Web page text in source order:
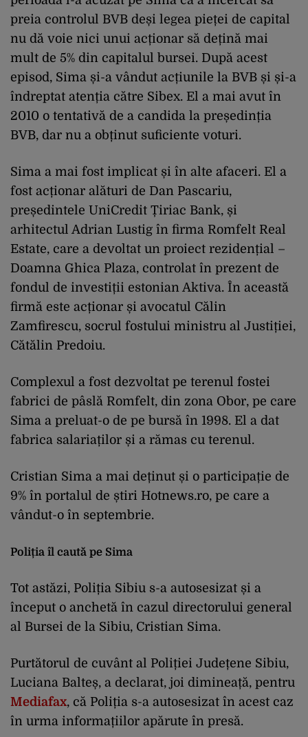
preia controlul BVB deși legea pieței de capital
nu dă voie nici unui acționar să dețină mai
mult de 5% din capitalul bursei. După acest
episod, Sima și-a vândut acțiunile la BVB și și-a
îndreptat atenția către Sibex. El a mai avut în
2010 o tentativă de a candida la președinția
BVB, dar nu a obținut suficiente voturi.
Sima a mai fost implicat și în alte afaceri. El a
fost acționar alături de Dan Pascariu,
președintele UniCredit Țiriac Bank, și
arhitectul Adrian Lustig în firma Romfelt Real
Estate, care a devoltat un proiect rezidențial –
Doamna Ghica Plaza, controlat în prezent de
fondul de investiții estonian Aktiva. În această
firmă este acționar și avocatul Călin
Zamfirescu, socrul fostului ministru al Justiției,
Cătălin Predoiu.
Complexul a fost dezvoltat pe terenul fostei
fabrici de pâslă Romfelt, din zona Obor, pe care
Sima a preluat-o de pe bursă în 1998. El a dat
fabrica salariaților și a rămas cu terenul.
Cristian Sima a mai deținut și o participație de
9% în portalul de știri Hotnews.ro, pe care a
vândut-o în septembrie.
Poliția îl caută pe Sima
Tot astăzi, Poliția Sibiu s-a autosesizat și a
început o anchetă în cazul directorului general
al Bursei de la Sibiu, Cristian Sima.
Purtătorul de cuvânt al Poliției Județene Sibiu,
Luciana Balteș, a declarat, joi dimineață, pentru
Mediafax, că Poliția s-a autosesizat în acest caz
în urma informațiilor apărute în presă.